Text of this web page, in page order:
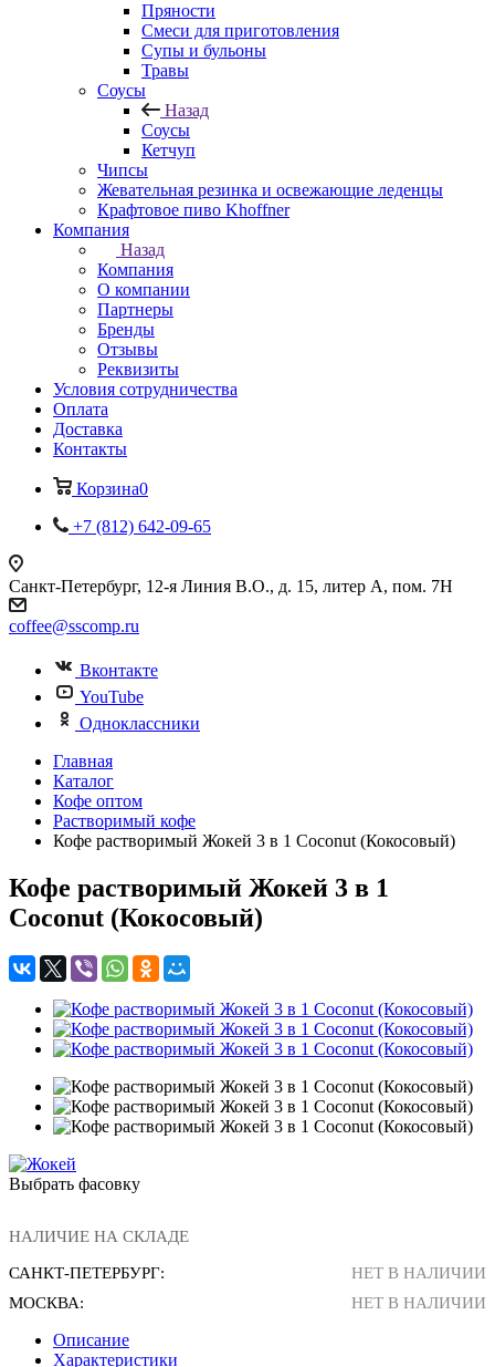
Пряности
Смеси для приготовления
Супы и бульоны
Травы
Соусы
Назад
Соусы
Кетчуп
Чипсы
Жевательная резинка и освежающие леденцы
Крафтовое пиво Khoffner
Компания
Назад
Компания
О компании
Партнеры
Бренды
Отзывы
Реквизиты
Условия сотрудничества
Оплата
Доставка
Контакты
Корзина0
+7 (812) 642-09-65
Санкт-Петербург, 12-я Линия В.О., д. 15, литер А, пом. 7Н
coffee@sscomp.ru
Вконтакте
YouTube
Одноклассники
Главная
Каталог
Кофе оптом
Растворимый кофе
Кофе растворимый Жокей 3 в 1 Coconut (Кокосовый)
Кофе растворимый Жокей 3 в 1
Coconut (Кокосовый)
Выбрать фасовку
НАЛИЧИЕ НА СКЛАДЕ
САНКТ-ПЕТЕРБУРГ:
НЕТ В НАЛИЧИИ
МОСКВА:
НЕТ В НАЛИЧИИ
Описание
Характеристики